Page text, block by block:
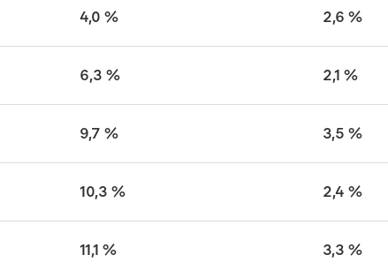
4,0 % 2,6 %
6,3 % 2,1 %
9,7 % 3,5 %
10,3 % 2,4 %
11,1 % 3,3 %